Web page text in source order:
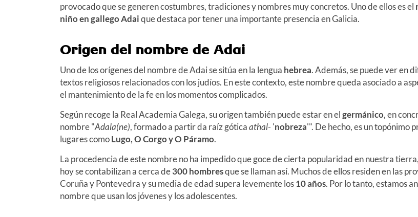
provocado que se generen costumbres, tradiciones y nombres muy concretos. Uno de ellos es el
niño en gallego Adaique destaca por tener una importante presencia en Galicia.
Origen del nombre de Adai
Uno de los orígenes del nombre de Adai se sitúa en la lengua hebrea. Además, se puede ver en
textos religiosos relacionados con los judíos. En este contexto, este nombre queda asociado a
el mantenimiento de la fe en los momentos complicados.
Según recoge la Real Academia Galega, su origen también puede estar en elgermánico, en
nombre "Adala(ne), formado a partir da raíz góticaathal- 'nobreza'". De hecho, es un topónimo
lugares comoLugo, O Corgo y O Páramo.
La procedencia de este nombre no ha impedido que goce de cierta popularidad en nuestra
hoy se contabilizan a cerca de300 hombresque se llaman así. Muchos de ellos residen en las
Coruña y Pontevedra y su media de edad supera levemente los10 años. Por lo tanto, estamos
nombre que usan los jóvenes y los adolescentes.